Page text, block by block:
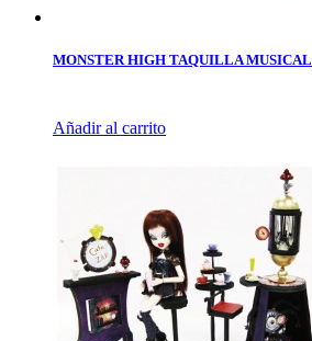
MONSTER HIGH TAQUILLA MUSICAL
Añadir al carrito